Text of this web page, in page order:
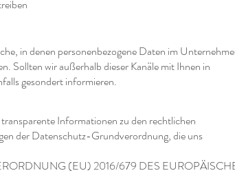
in denen personenbezogene Daten im
Sollten wir außerhalb dieser Kanäle mit Ihnen in
gesondert informieren.
Informationen zu den rechtlichen
der Datenschutz-Grundverordnung, die uns
(EU) 2016/679 DES